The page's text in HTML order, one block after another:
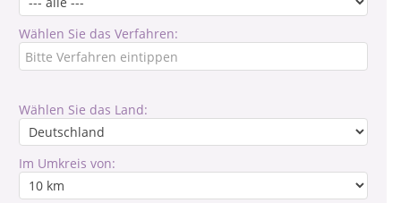
Wählen Sie das Verfahren:
Wählen Sie das Land:
Im Umkreis von: